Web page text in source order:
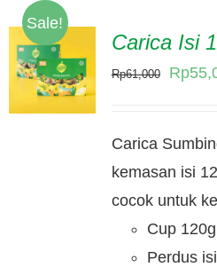
Sale!
Carica Isi
Rp61,000 Rp
Carica
kemasan isi
cocok untuk
Cup
Perdus